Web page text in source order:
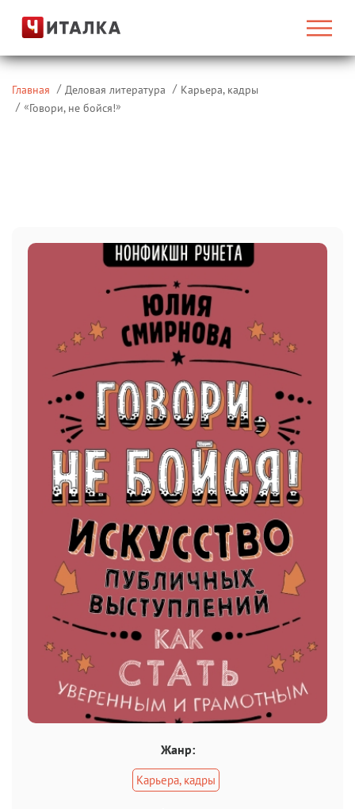
Главная Деловая литература
Карьера, кадры
«Говори, не бойся!»
Жанр:
Карьера, кадры